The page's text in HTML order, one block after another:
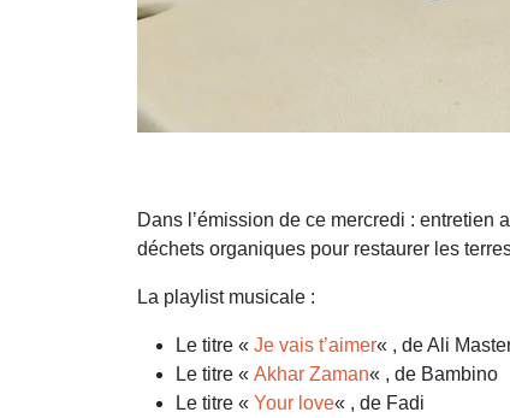
Dans l’émission de ce mercredi : entretien
déchets organiques pour restaurer les
La playlist musicale :
Le titre « Je vais t’aimer« , de Ali
Le titre « Akhar Zaman« , de Bambino
Le titre « Your love« , de Fadi